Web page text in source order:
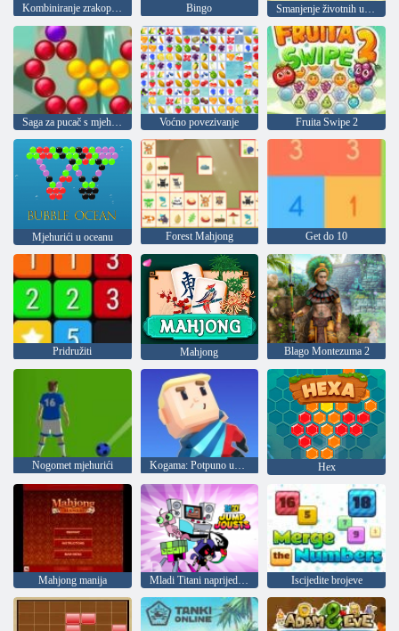
Bingo Smanjenje životnih ušteda
Saga za pucač s mjehurićima Voćno povezivanje Fruita Swipe 2
Mjehurići u oceanu Forest Mahjong Get do 10
Pridružiti Mahjong Blago Montezuma 2
Nogomet mjehurići Kogama: Potpuno uništenje Hex
Mahjong manija Mladi Titani naprijed: skakanje Iscijedite brojeve